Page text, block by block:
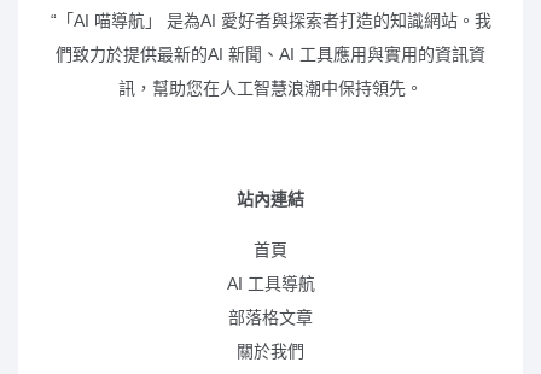
“「AI 喵導航」 是為AI 愛好者與探索者打造的知識網站。我
們致力於提供最新的AI 新聞、AI 工具應用與實用的資訊資
訊，幫助您在人工智慧浪潮中保持領先。
站內連結
首頁
AI 工具導航
部落格文章
關於我們